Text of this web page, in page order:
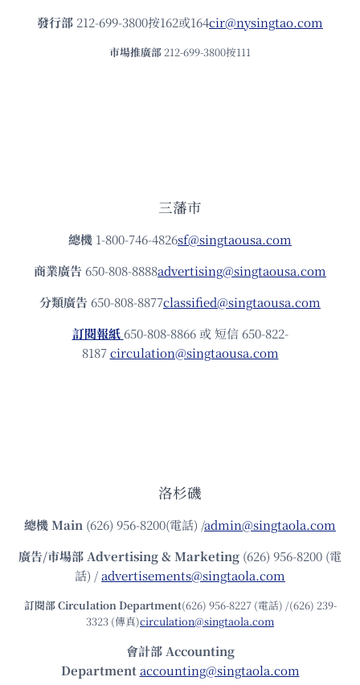
發⾏部 212-699-3800按162或164cir@nysingtao.com
市場推廣部 212-699-3800按111
三藩市
總機 1-800-746-4826sf@singtaousa.com
商業廣告 650-808-8888advertising@singtaousa.com
分類廣告 650-808-8877classified@singtaousa.com
訂閱報紙 650-808-8866 或 短信 650-822-
8187circulation@singtaousa.com
洛杉磯
總機Main (626) 956-8200(電話) /admin@singtaola.com
廣告/市場部Advertising & Marketing (626) 956-8200 (電
話) /advertisements@singtaola.com
訂閱部 Circulation Department(626) 956-8227 (電話) /(626) 239-
3323 (傳真)circulation@singtaola.com
會計部 Accounting
Department accounting@singtaola.com